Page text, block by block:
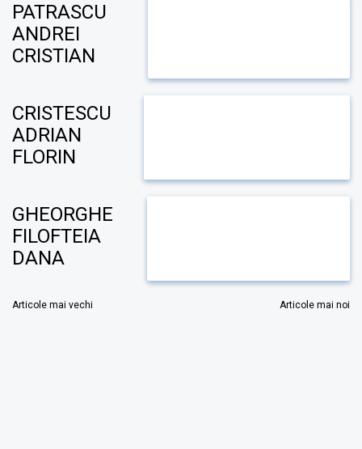
PATRASCU
ANDREI
CRISTIAN
CRISTESCU
ADRIAN
FLORIN
GHEORGHE
FILOFTEIA
DANA
Navigare
Articole mai vechi Articole mai noi